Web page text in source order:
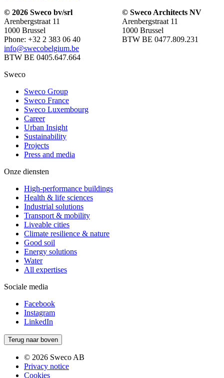
© 2026 Sweco bv/srl
Arenbergstraat 11
1000 Brussel
Phone: +32 2 383 06 40
info@swecobelgium.be
BTW BE 0405.647.664
© Sweco Architects NV
Arenbergstraat 11
1000 Brussel
BTW BE 0477.809.231
Sweco
Sweco Group
Sweco France
Sweco Luxembourg
Career
Urban Insight
Sustainability
Projects
Press and media
Onze diensten
High-performance buildings
Health & life sciences
Industrial solutions
Transport & mobility
Liveable cities
Climate resilience & nature
Good soil
Energy solutions
Water
All expertises
Sociale media
Facebook
Instagram
LinkedIn
Terug naar boven
© 2026 Sweco AB
Privacy notice
Cookies